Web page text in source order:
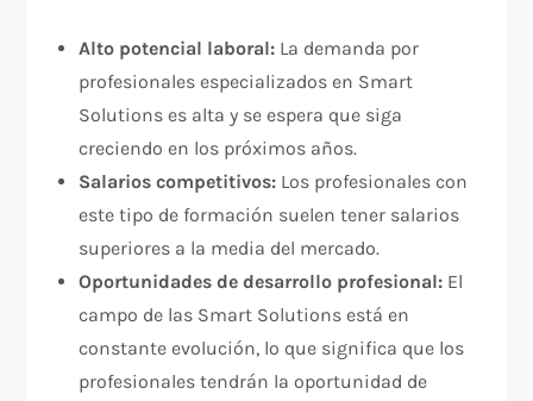
Alto potencial laboral: La demanda por
profesionales especializados en Smart
Solutions es alta y se espera que siga
creciendo en los próximos años.
Salarios competitivos: Los profesionales con
este tipo de formación suelen tener salarios
superiores a la media del mercado.
Oportunidades de desarrollo profesional: El
campo de las Smart Solutions está en
constante evolución, lo que significa que los
profesionales tendrán la oportunidad de